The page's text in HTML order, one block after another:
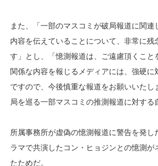
また、「一部のマスコミが破局報道に関連
内容を伝えていることについて、非常に残
す」とし、「憶測報道は、ご遠慮頂くこと
関係な内容を報じるメディアには、強硬に
ですので、今後慎重な報道をお願いいたし
局を巡る一部マスコミの推測報道に対する
所属事務所が虚偽の憶測報道に警告を発し
ラマで共演したコン・ヒョジンとの憶測が
たためだ。